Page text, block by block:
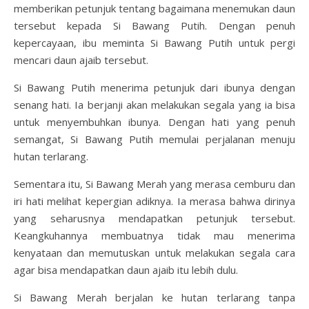
memberikan petunjuk tentang bagaimana menemukan daun
tersebut kepada Si Bawang Putih. Dengan penuh
kepercayaan, ibu meminta Si Bawang Putih untuk pergi
mencari daun ajaib tersebut.
Si Bawang Putih menerima petunjuk dari ibunya dengan
senang hati. Ia berjanji akan melakukan segala yang ia bisa
untuk menyembuhkan ibunya. Dengan hati yang penuh
semangat, Si Bawang Putih memulai perjalanan menuju
hutan terlarang.
Sementara itu, Si Bawang Merah yang merasa cemburu dan
iri hati melihat kepergian adiknya. Ia merasa bahwa dirinya
yang seharusnya mendapatkan petunjuk tersebut.
Keangkuhannya membuatnya tidak mau menerima
kenyataan dan memutuskan untuk melakukan segala cara
agar bisa mendapatkan daun ajaib itu lebih dulu.
Si Bawang Merah berjalan ke hutan terlarang tanpa